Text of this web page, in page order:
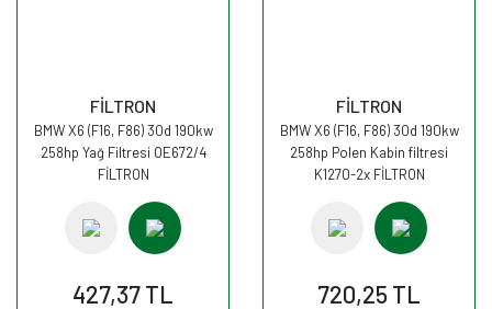
FİLTRON
BMW X6 (F16, F86) 30d 190kw
258hp Yağ Filtresi OE672/4
FİLTRON
427,37 TL
FİLTRON
BMW X6 (F16, F86) 30d 190kw
258hp Polen Kabin filtresi
K1270-2x FİLTRON
720,25 TL